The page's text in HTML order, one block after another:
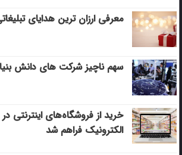
معرفی ارزان ترین هدایای
سهم ناچیز شرکت های دانش
خرید از فروشگاه‌های اینترنتی
الکترونیک فراهم شد